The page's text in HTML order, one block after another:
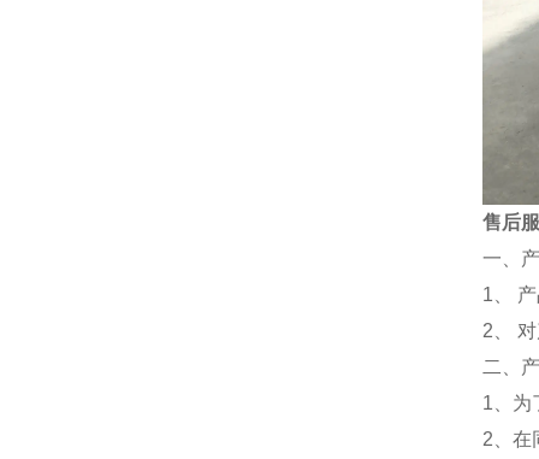
售后
一、
1、
2、
二、
1、为
2、在